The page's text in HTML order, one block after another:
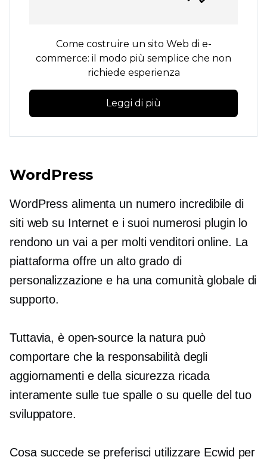
Come costruire un sito Web di e-
commerce: il modo più semplice che non
richiede esperienza
Leggi di più
WordPress
WordPress alimenta un numero incredibile di
siti web su Internet e i suoi numerosi plugin lo
rendono un vai aper molti venditori online. La
piattaforma offre un alto grado di
personalizzazione e ha una comunità globale di
supporto.
Tuttavia, è open-sourcela natura può
comportare che la responsabilità degli
aggiornamenti e della sicurezza ricada
interamente sulle tue spalle o su quelle del tuo
sviluppatore.
Cosa succede se preferisci utilizzare Ecwid per